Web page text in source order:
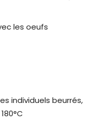
les oeufs
individuels beurrés,